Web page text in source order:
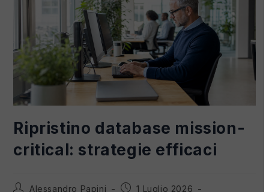
Ripristino database mission-
critical: strategie efficaci
Alessandro Papini
1 Luglio 2026